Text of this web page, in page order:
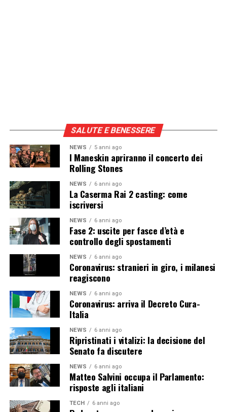
SALUTE E BENESSERE
NEWS 5 anni ago
I Maneskin apriranno il concerto dei
Rolling Stones
NEWS 6 anni ago
La Caserma Rai 2 casting: come
iscriversi
NEWS 6 anni ago
Fase 2: uscite per fasce d’età e
controllo degli spostamenti
NEWS 6 anni ago
Coronavirus: stranieri in giro, i milanesi
reagiscono
NEWS 6 anni ago
Coronavirus: arriva il Decreto Cura-
Italia
NEWS 6 anni ago
Ripristinati i vitalizi: la decisione del
Senato fa discutere
NEWS 6 anni ago
Matteo Salvini occupa il Parlamento:
risposte agli italiani
TECH 6 anni ago